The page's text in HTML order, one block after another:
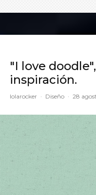
"I love
inspiración.
lolarocker · Diseño · 28